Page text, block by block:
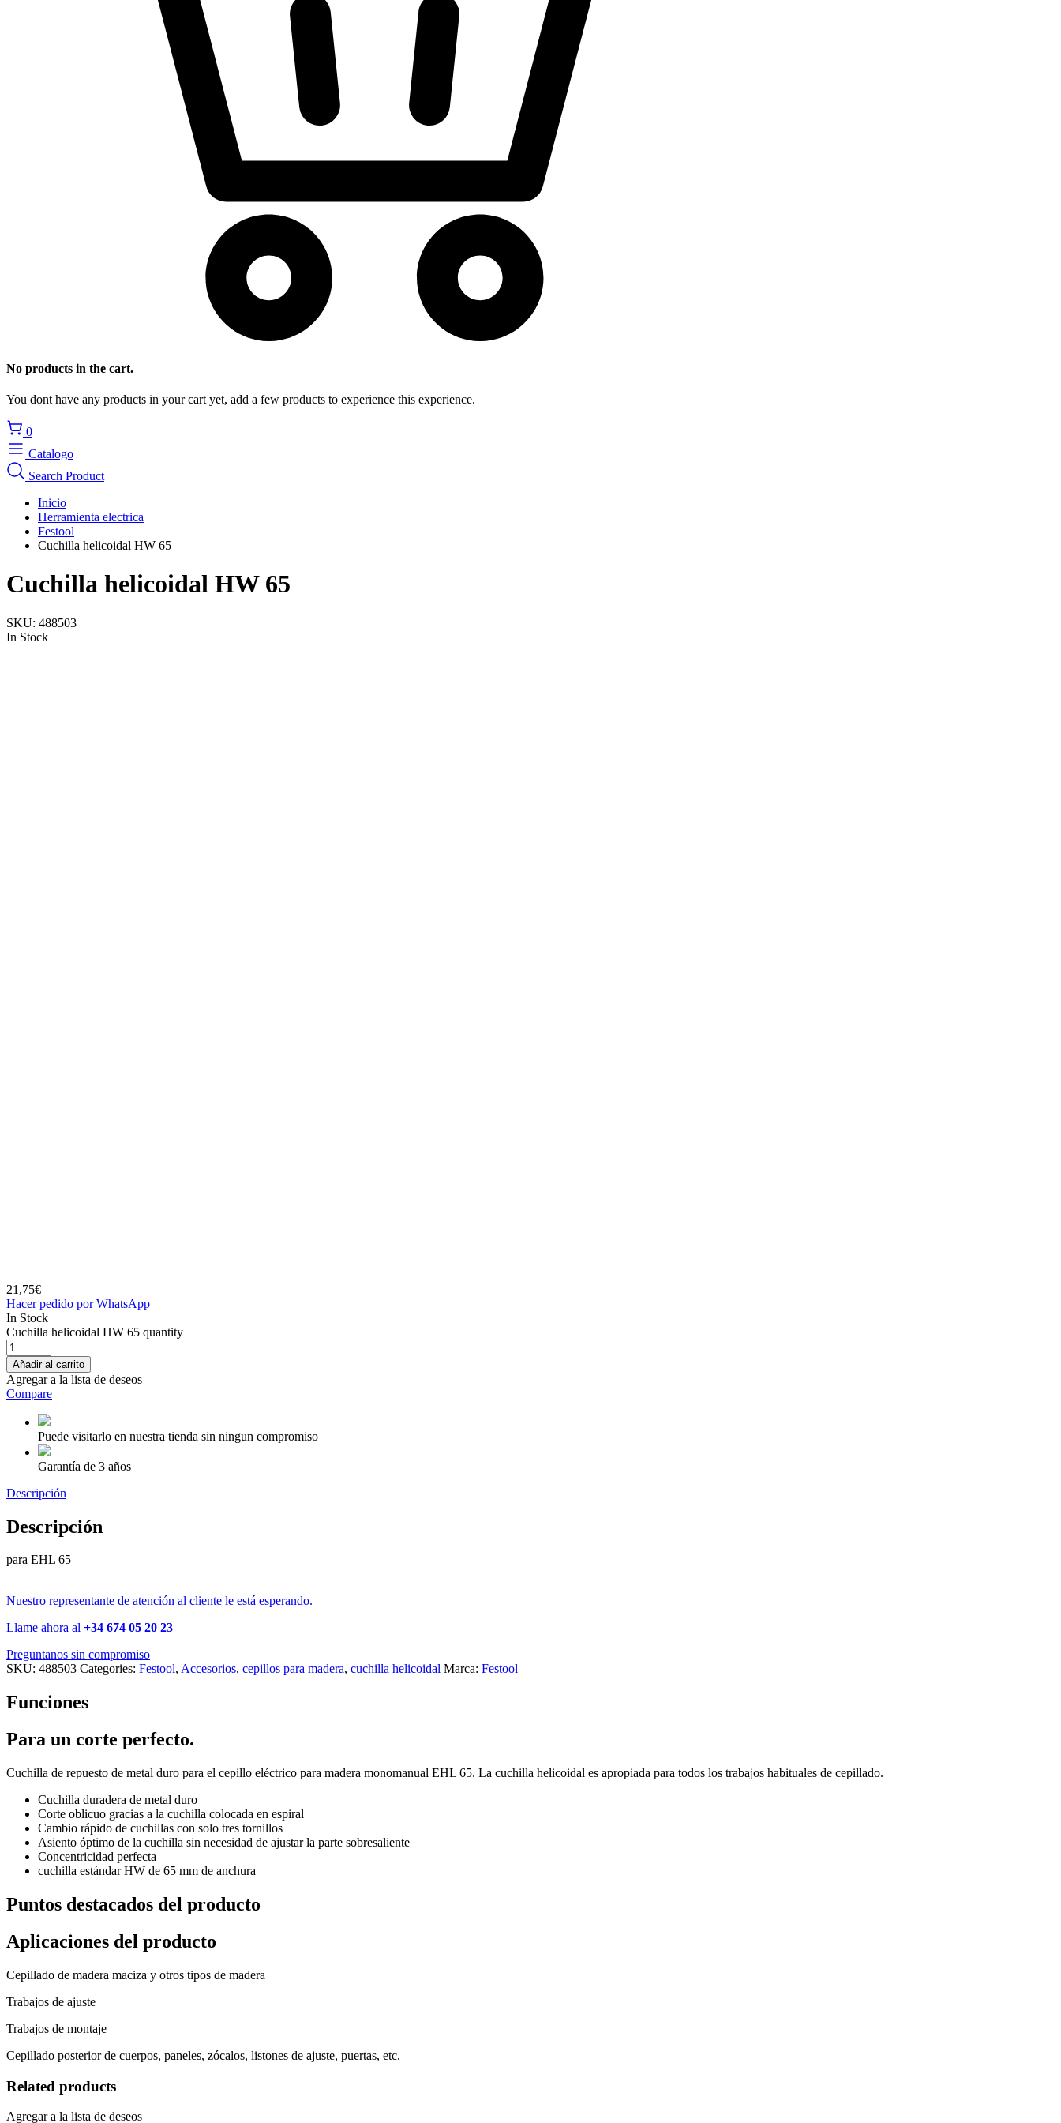
No products in the cart.
You dont have any products in your cart yet, add a few products to experience this experience.
0
Catalogo
Search Product
Inicio
Herramienta electrica
Festool
Cuchilla helicoidal HW 65
Cuchilla helicoidal HW 65
SKU: 488503
In Stock
21,75€
Hacer pedido por WhatsApp
In Stock
Cuchilla helicoidal HW 65 quantity
Añadir al carrito
Agregar a la lista de deseos
Compare
Puede visitarlo en nuestra tienda sin ningun compromiso
Garantía de 3 años
Descripción
Descripción
para EHL 65
Nuestro representante de atención al cliente le está esperando.
Llame ahora al +34 674 05 20 23
Preguntanos sin compromiso
SKU: 488503 Categories: Festool, Accesorios, cepillos para madera, cuchilla helicoidal Marca: Festool
Funciones
Para un corte perfecto.
Cuchilla de repuesto de metal duro para el cepillo eléctrico para madera monomanual EHL 65. La cuchilla helicoidal es apropiada para todos los trabajos habituales de cepillado.
Cuchilla duradera de metal duro
Corte oblicuo gracias a la cuchilla colocada en espiral
Cambio rápido de cuchillas con solo tres tornillos
Asiento óptimo de la cuchilla sin necesidad de ajustar la parte sobresaliente
Concentricidad perfecta
cuchilla estándar HW de 65 mm de anchura
Puntos destacados del producto
Aplicaciones del producto
Cepillado de madera maciza y otros tipos de madera
Trabajos de ajuste
Trabajos de montaje
Cepillado posterior de cuerpos, paneles, zócalos, listones de ajuste, puertas, etc.
Related products
Agregar a la lista de deseos